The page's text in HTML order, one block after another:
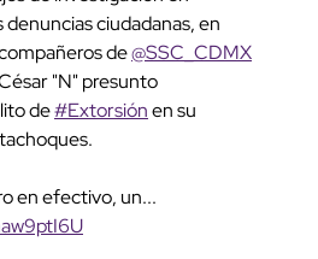
ciudadanas, en
de@SSC_CDMX
"N" presunto
de#Extorsiónen su
en efectivo, un...